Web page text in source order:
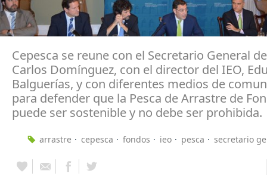
Cepesca se reune con el Secretario General
Carlos Domínguez, con el director del IEO,
Balguerías, y con diferentes medios de
para defender que la Pesca de Arrastre de
puede ser sostenible y no debe ser prohibida.
arrastre cepesca fondos ieo pesca secretario